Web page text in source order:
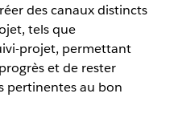
des canaux distincts
tels que
projet, permettant
et de rester
pertinentes au bon